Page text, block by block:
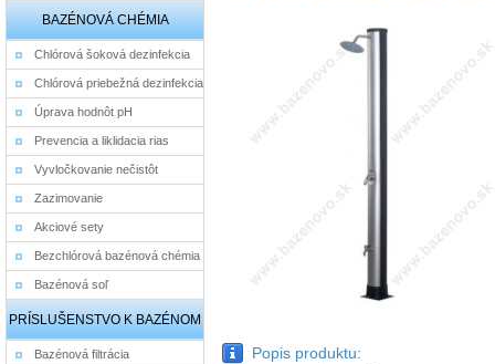
BAZÉNOVÁ CHÉMIA
Chlórová šoková dezinfekcia
Chlórová priebežná dezinfekcia
Úprava hodnôt pH
Prevencia a liklidacia rias
Vyvločkovanie nečistôt
Zazimovanie
Akciové sety
Bezchlórová bazénová chémia
Bazénová soľ
PRÍSLUŠENSTVO K BAZÉNOM
Bazénová filtrácia Popis produktu: